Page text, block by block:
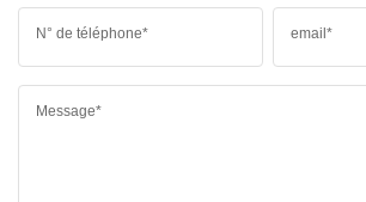
N° de téléphone* email*
Message*